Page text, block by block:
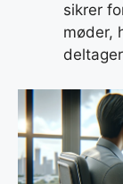
sikrer
møder,